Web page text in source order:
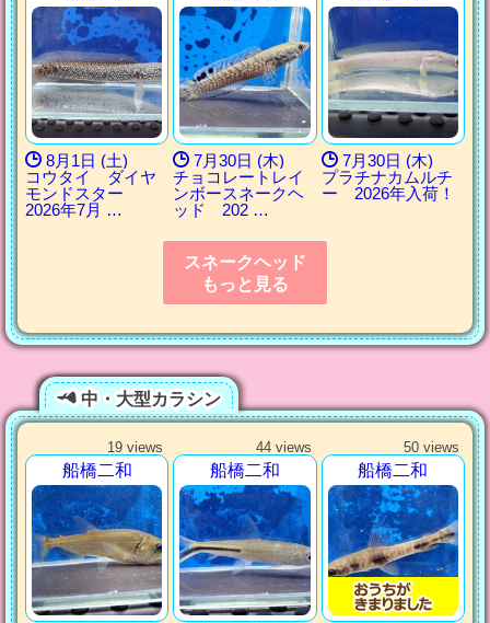
8月1日 (土)
コウタイ ダイヤ
モンドスター
2026年7月 …
7月30日 (木)
チョコレートレイ
ンボースネークヘ
ッド 202 …
7月30日 (木)
プラチナカムルチ
ー 2026年入荷！
スネークヘッド
もっと見る
中・大型カラシン
19 views
船橋二和
44 views
船橋二和
50 views
船橋二和